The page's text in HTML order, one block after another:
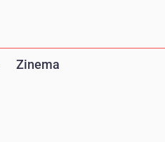
Zinema